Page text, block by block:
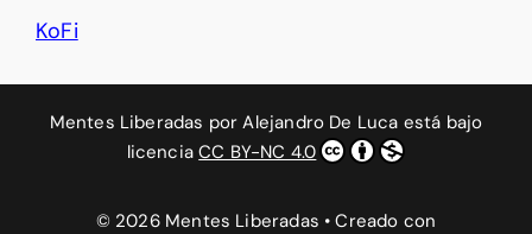
KoFi
Mentes Liberadas porAlejandro De Luca está bajo
licenciaCC BY-NC 4.0
© 2026 Mentes Liberadas • Creado con